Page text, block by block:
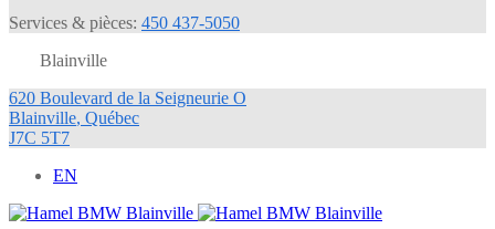
Services & pièces: 450 437-5050
Blainville
620 Boulevard de la Seigneurie O
Blainville, Québec
J7C 5T7
EN